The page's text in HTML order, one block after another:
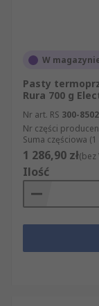
W
Pasty
Rura 700 g
Nr art. RS 300-8502
Nr części
Suma częściowa
1 286,90 zł(bez
Ilość